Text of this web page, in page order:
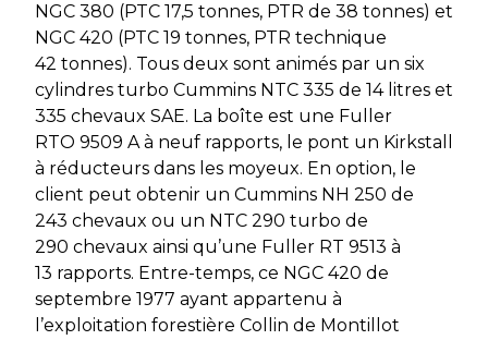
NGC 380 (PTC 17,5 tonnes, PTR de 38 tonnes) et
NGC 420 (PTC 19 tonnes, PTR technique
42 tonnes). Tous deux sont animés par un six
cylindres turbo Cummins NTC 335 de 14 litres et
335 chevaux SAE. La boîte est une Fuller
RTO 9509 A à neuf rapports, le pont un Kirkstall
à réducteurs dans les moyeux. En option, le
client peut obtenir un Cummins NH 250 de
243 chevaux ou un NTC 290 turbo de
290 chevaux ainsi qu’une Fuller RT 9513 à
13 rapports. Entre-temps, ce NGC 420 de
septembre 1977 ayant appartenu à
l’exploitation forestière Collin de Montillot